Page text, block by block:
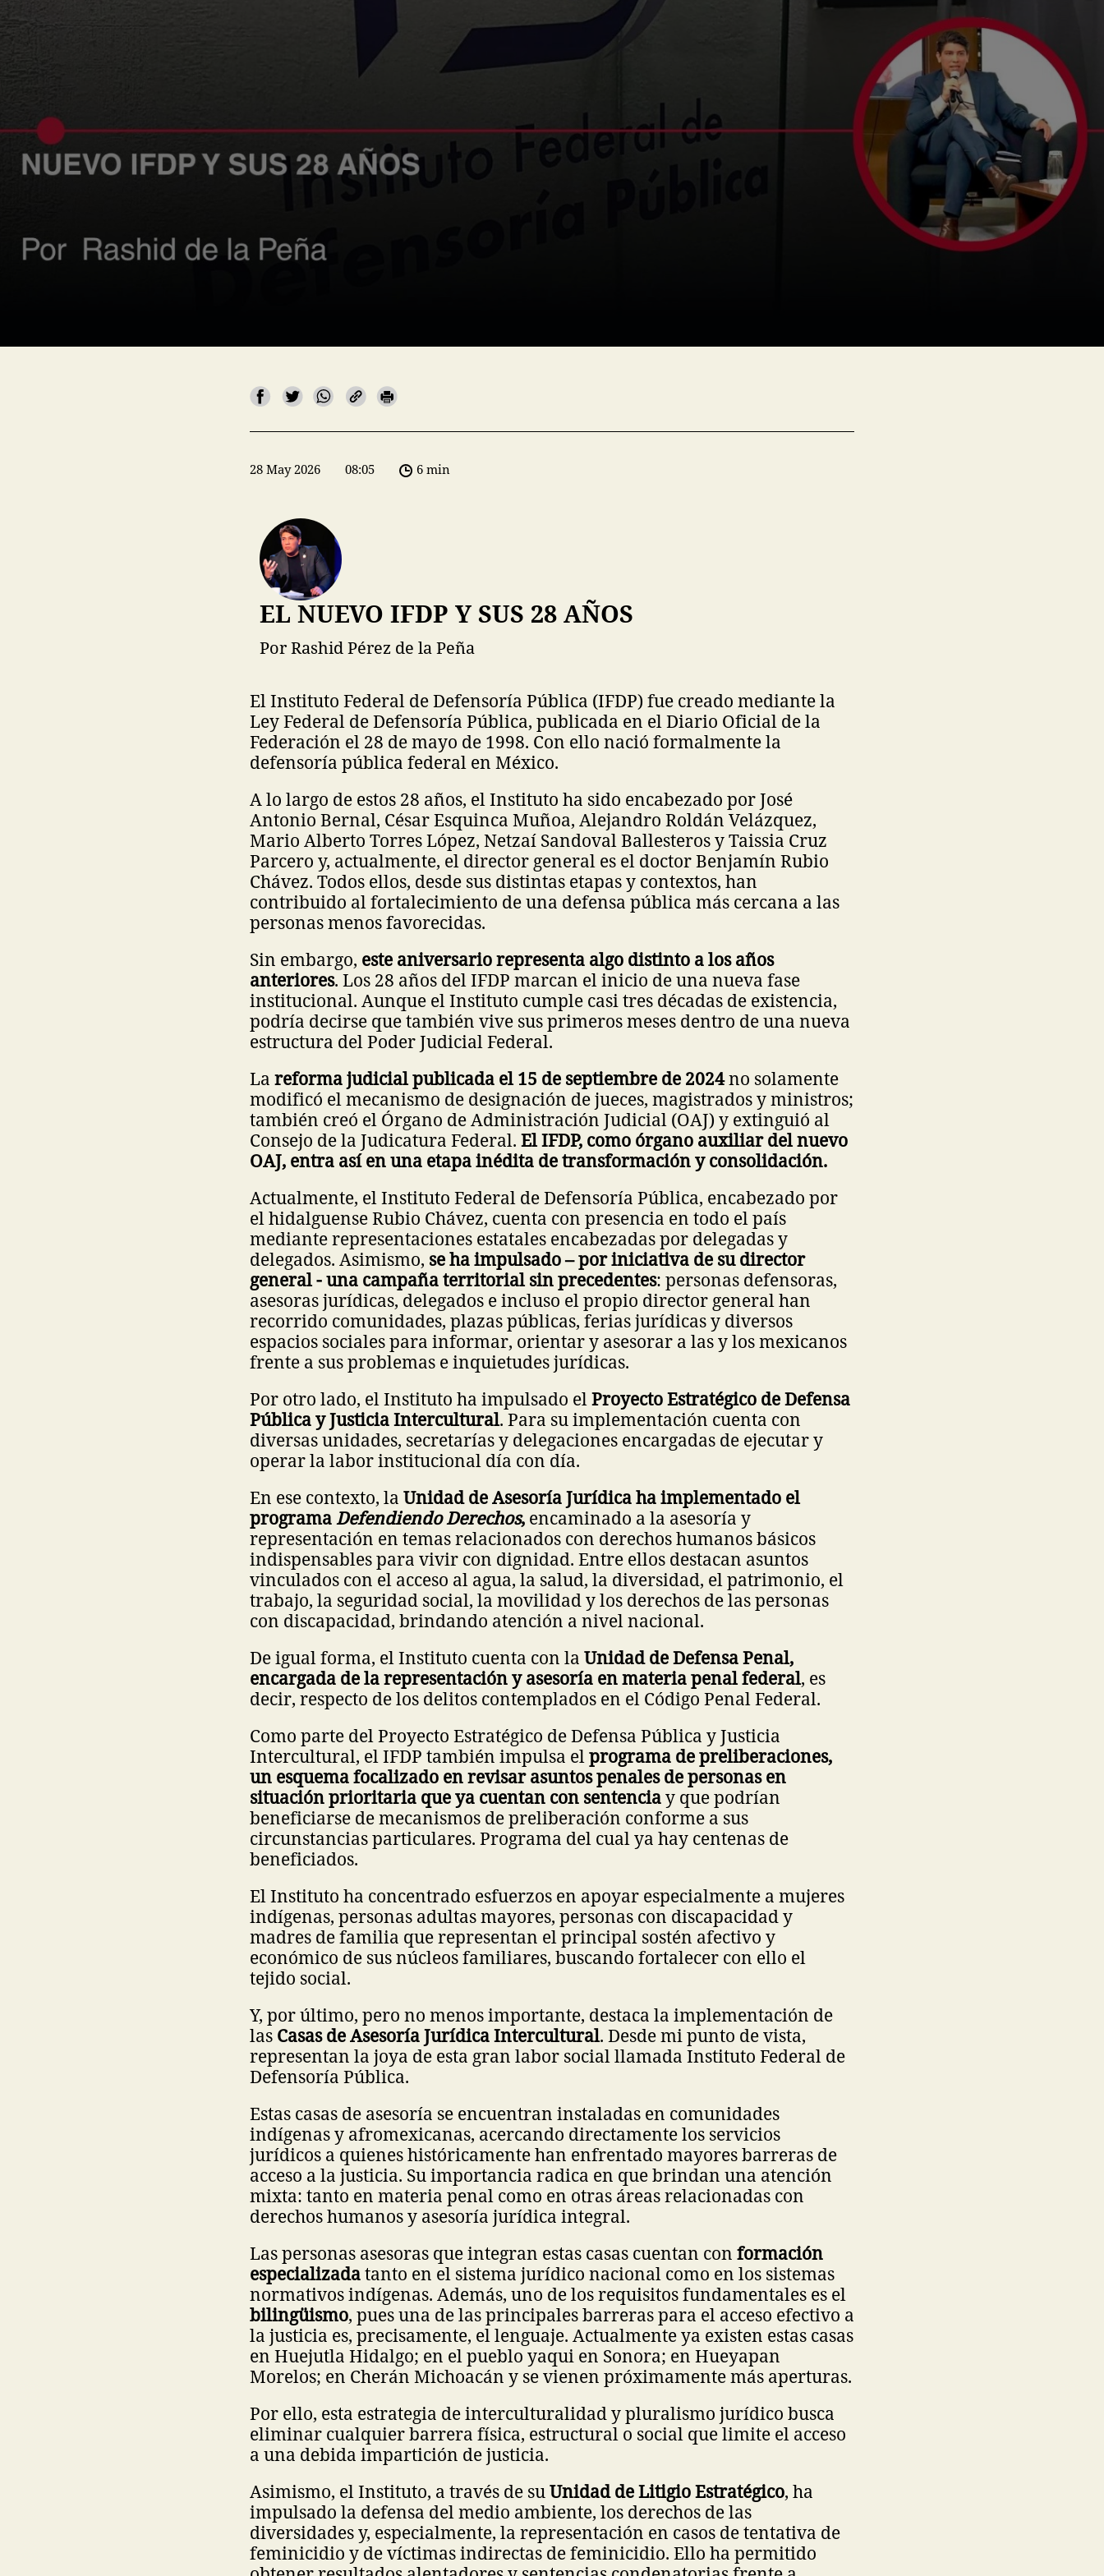
28 May 2026 08:05 6 min
EL NUEVO IFDP Y SUS 28 AÑOS
Por Rashid Pérez de la Peña
El Instituto Federal de Defensoría Pública (IFDP) fue creado mediante la
Ley Federal de Defensoría Pública, publicada en el Diario Oficial de la
Federación el 28 de mayo de 1998. Con ello nació formalmente la
defensoría pública federal en México.
A lo largo de estos 28 años, el Instituto ha sido encabezado por José
Antonio Bernal, César Esquinca Muñoa, Alejandro Roldán Velázquez,
Mario Alberto Torres López, Netzaí Sandoval Ballesteros y Taissia Cruz
Parcero y, actualmente, el director general es el doctor Benjamín Rubio
Chávez. Todos ellos, desde sus distintas etapas y contextos, han
contribuido al fortalecimiento de una defensa pública más cercana a las
personas menos favorecidas.
Sin embargo, este aniversario representa algo distinto a los años
anteriores. Los 28 años del IFDP marcan el inicio de una nueva fase
institucional. Aunque el Instituto cumple casi tres décadas de existencia,
podría decirse que también vive sus primeros meses dentro de una nueva
estructura del Poder Judicial Federal.
La reforma judicial publicada el 15 de septiembre de 2024no solamente
modificó el mecanismo de designación de jueces, magistrados y ministros;
también creó el Órgano de Administración Judicial (OAJ) y extinguió al
Consejo de la Judicatura Federal. El IFDP, como órgano auxiliar del nuevo
OAJ, entra así en una etapa inédita de transformación y consolidación.
Actualmente, el Instituto Federal de Defensoría Pública, encabezado por
el hidalguense Rubio Chávez, cuenta con presencia en todo el país
mediante representaciones estatales encabezadas por delegadas y
delegados. Asimismo, se ha impulsado – por iniciativa de su director
general - una campaña territorial sin precedentes: personas defensoras,
asesoras jurídicas, delegados e incluso el propio director general han
recorrido comunidades, plazas públicas, ferias jurídicas y diversos
espacios sociales para informar, orientar y asesorar a las y los mexicanos
frente a sus problemas e inquietudes jurídicas.
Por otro lado, el Instituto ha impulsado elProyecto Estratégico de Defensa
Pública y Justicia Intercultural. Para su implementación cuenta con
diversas unidades, secretarías y delegaciones encargadas de ejecutar y
operar la labor institucional día con día.
En ese contexto, la Unidad de Asesoría Jurídica ha implementado el
programaDefendiendo Derechos, encaminado a la asesoría y
representación en temas relacionados con derechos humanos básicos
indispensables para vivir con dignidad. Entre ellos destacan asuntos
vinculados con el acceso al agua, la salud, la diversidad, el patrimonio, el
trabajo, la seguridad social, la movilidad y los derechos de las personas
con discapacidad, brindando atención a nivel nacional.
De igual forma, el Instituto cuenta con la Unidad de Defensa Penal,
encargada de la representación y asesoría en materia penal federal, es
decir, respecto de los delitos contemplados en el Código Penal Federal.
Como parte del Proyecto Estratégico de Defensa Pública y Justicia
Intercultural, el IFDP también impulsa elprograma de preliberaciones,
un esquema focalizado en revisar asuntos penales de personas en
situación prioritaria que ya cuentan con sentenciay que podrían
beneficiarse de mecanismos de preliberación conforme a sus
circunstancias particulares. Programa del cual ya hay centenas de
beneficiados.
El Instituto ha concentrado esfuerzos en apoyar especialmente a mujeres
indígenas, personas adultas mayores, personas con discapacidad y
madres de familia que representan el principal sostén afectivo y
económico de sus núcleos familiares, buscando fortalecer con ello el
tejido social.
Y, por último, pero no menos importante, destaca la implementación de
las Casas de Asesoría Jurídica Intercultural. Desde mi punto de vista,
representan la joya de esta gran labor social llamada Instituto Federal de
Defensoría Pública.
Estas casas de asesoría se encuentran instaladas en comunidades
indígenas y afromexicanas, acercando directamente los servicios
jurídicos a quienes históricamente han enfrentado mayores barreras de
acceso a la justicia. Su importancia radica en que brindan una atención
mixta: tanto en materia penal como en otras áreas relacionadas con
derechos humanos y asesoría jurídica integral.
Las personas asesoras que integran estas casas cuentan con formación
especializadatanto en el sistema jurídico nacional como en los sistemas
normativos indígenas. Además, uno de los requisitos fundamentales es el
bilingüismo, pues una de las principales barreras para el acceso efectivo a
la justicia es, precisamente, el lenguaje. Actualmente ya existen estas casas
en Huejutla Hidalgo; en el pueblo yaqui en Sonora; en Hueyapan
Morelos; en Cherán Michoacán y se vienen próximamente más aperturas.
Por ello, esta estrategia de interculturalidad y pluralismo jurídico busca
eliminar cualquier barrera física, estructural o social que limite el acceso
a una debida impartición de justicia.
Asimismo, el Instituto, a través de suUnidad de Litigio Estratégico, ha
impulsado la defensa del medio ambiente, los derechos de las
diversidades y, especialmente, la representación en casos de tentativa de
feminicidio y de víctimas indirectas de feminicidio. Ello ha permitido